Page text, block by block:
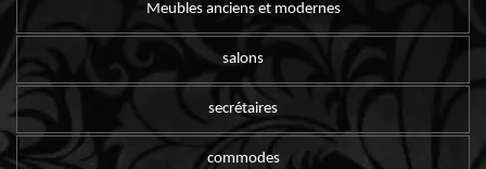
Meubles anciens et modernes
salons
secrétaires
commodes